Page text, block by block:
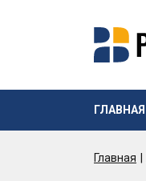
ГЛАВНАЯ
Главная